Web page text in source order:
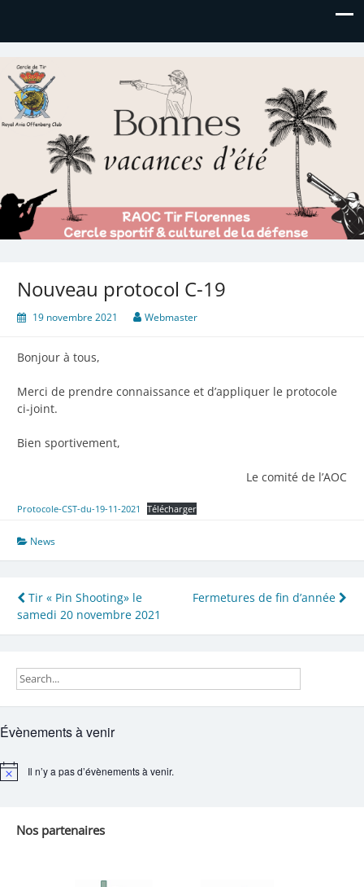
Royal AOC Florennes
Section TIR de l'AVIA
Nouveau protocol C-19
19 novembre 2021 Webmaster
Bonjour à tous,
Merci de prendre connaissance et d’appliquer le protocole
ci-joint.
Bien sportivement,
Le comité de l’AOC
Protocole-CST-du-19-11-2021 Télécharger
News
Navigation
de
Tir « Pin Shooting» le
samedi 20 novembre 2021
Fermetures de fin d’année
Évènements à venir
Notice Il n’y a pas d’évènements à venir.
Nos partenaires